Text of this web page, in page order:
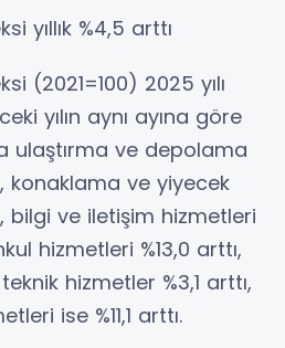
yıllık %4,5 arttı
(2021=100) 2025 yılı
yılın aynı ayına göre
ulaştırma ve depolama
konaklama ve yiyecek
bilgi ve iletişim hizmetleri
hizmetleri %13,0 arttı,
hizmetler %3,1 arttı,
ise %11,1 arttı.